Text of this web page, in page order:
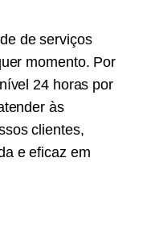
de serviços
momento. Por
24 horas por
às
clientes,
e eficaz em